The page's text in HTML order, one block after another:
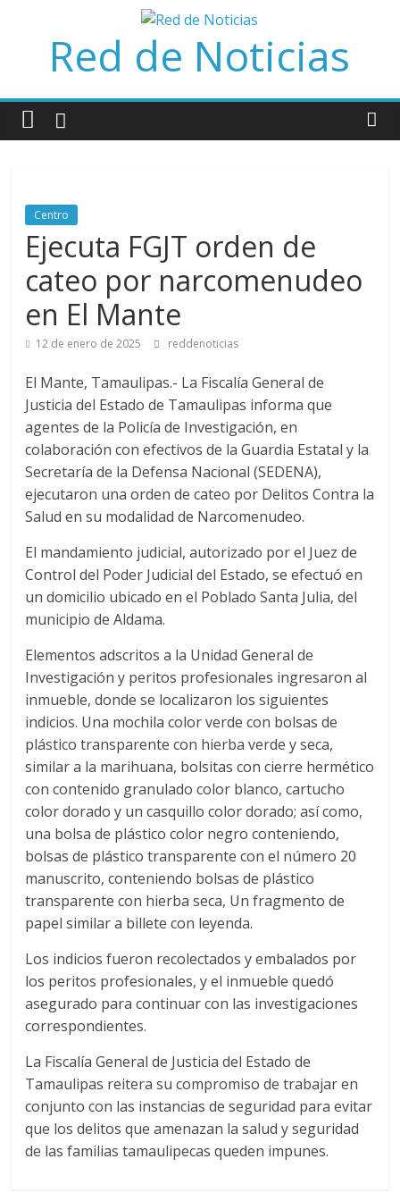
contenidoRed de Noticias
Centro
Ejecuta FGJT orden de
cateo por narcomenudeo
en El Mante
12 de enero de 2025 reddenoticias
El Mante, Tamaulipas.- La Fiscalía General de
Justicia del Estado de Tamaulipas informa que
agentes de la Policía de Investigación, en
colaboración con efectivos de la Guardia Estatal y la
Secretaría de la Defensa Nacional (SEDENA),
ejecutaron una orden de cateo por Delitos Contra la
Salud en su modalidad de Narcomenudeo.
El mandamiento judicial, autorizado por el Juez de
Control del Poder Judicial del Estado, se efectuó en
un domicilio ubicado en el Poblado Santa Julia, del
municipio de Aldama.
Elementos adscritos a la Unidad General de
Investigación y peritos profesionales ingresaron al
inmueble, donde se localizaron los siguientes
indicios. Una mochila color verde con bolsas de
plástico transparente con hierba verde y seca,
similar a la marihuana, bolsitas con cierre hermético
con contenido granulado color blanco, cartucho
color dorado y un casquillo color dorado; así como,
una bolsa de plástico color negro conteniendo,
bolsas de plástico transparente con el número 20
manuscrito, conteniendo bolsas de plástico
transparente con hierba seca, Un fragmento de
papel similar a billete con leyenda.
Los indicios fueron recolectados y embalados por
los peritos profesionales, y el inmueble quedó
asegurado para continuar con las investigaciones
correspondientes.
La Fiscalía General de Justicia del Estado de
Tamaulipas reitera su compromiso de trabajar en
conjunto con las instancias de seguridad para evitar
que los delitos que amenazan la salud y seguridad
de las familias tamaulipecas queden impunes.